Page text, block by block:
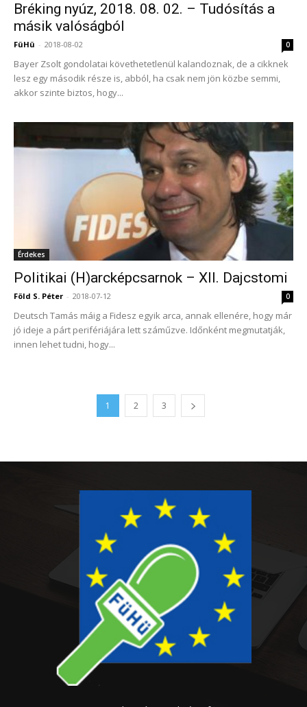
Bréking nyúz, 2018. 08. 02. – Tudósítás a
másik valóságból
FüHü - 2018-08-02 0
Bayer Zsolt gondolatai követhetetlenül kalandoznak, de a cikknek
lesz egy második része is, abból, ha csak nem jön közbe semmi,
akkor szinte biztos, hogy...
Érdekes
Politikai (H)arcképcsarnok – XII. Dajcstomi
Föld S. Péter - 2018-07-12 0
Deutsch Tamás máig a Fidesz egyik arca, annak ellenére, hogy már
jó ideje a párt perifériájára lett száműzve. Időnként megmutatják,
innen lehet tudni, hogy...
1 2 3